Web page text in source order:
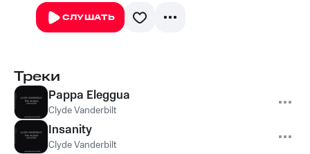
СЛУШАТЬ
Треки
Pappa Eleggua
Clyde Vanderbilt
Insanity
Clyde Vanderbilt